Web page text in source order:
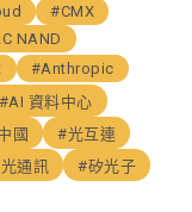
#CMX
NAND
#Anthropic
#AI 資料中心
國
#光互連
通訊
#矽光子